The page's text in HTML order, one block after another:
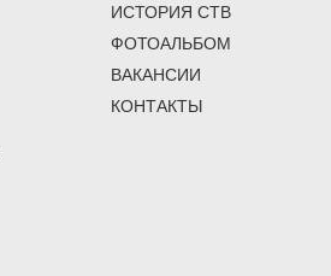
ИСТОРИЯ СТВ
ФОТОАЛЬБОМ
ВАКАНСИИ
КОНТАКТЫ